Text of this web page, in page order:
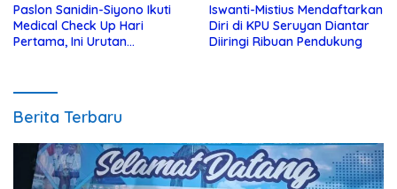
Paslon Sanidin-Siyono Ikuti
Medical Check Up Hari
Pertama, Ini Urutan
Iswanti-Mistius Mendaftarkan
Diri di KPU Seruyan Diantar
Diiringi Ribuan Pendukung
Berita Terbaru